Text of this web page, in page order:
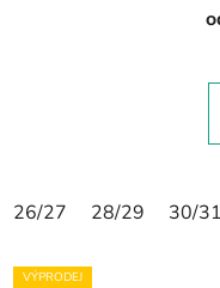
26/27 28/29 30/31
VÝPRODEJ